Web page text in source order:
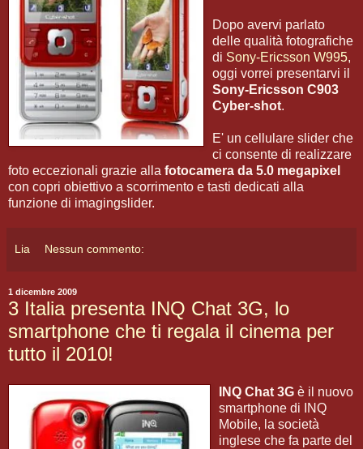
Dopo avervi parlato
delle qualità fotografiche
di Sony-Ericsson W995,
oggi vorrei presentarvi il
Sony-Ericsson C903
Cyber-shot.
E' un cellulare slider che
ci consente di realizzare
foto eccezionali grazie alla fotocamera da 5.0 megapixel
con copri obiettivo a scorrimento e tasti dedicati alla
funzione di imagingslider.
Lia Nessun commento:
1 dicembre 2009
3 Italia presenta INQ Chat 3G, lo
smartphone che ti regala il cinema per
tutto il 2010!
INQ Chat 3G è il nuovo
smartphone di INQ
Mobile, la società
inglese che fa parte del